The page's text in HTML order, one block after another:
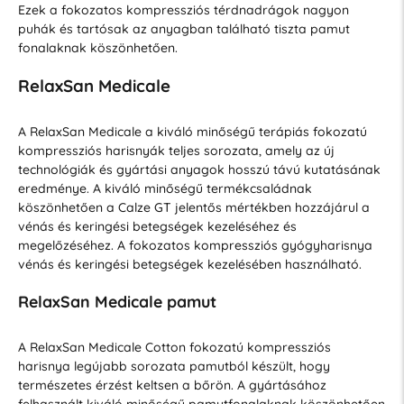
Ezek a fokozatos kompressziós térdnadrágok nagyon
puhák és tartósak az anyagban található tiszta pamut
fonalaknak köszönhetően.
RelaxSan Medicale
A RelaxSan Medicale a kiváló minőségű terápiás fokozatú
kompressziós harisnyák teljes sorozata, amely az új
technológiák és gyártási anyagok hosszú távú kutatásának
eredménye. A kiváló minőségű termékcsaládnak
köszönhetően a Calze GT jelentős mértékben hozzájárul a
vénás és keringési betegségek kezeléséhez és
megelőzéséhez. A fokozatos kompressziós gyógyharisnya
vénás és keringési betegségek kezelésében használható.
RelaxSan Medicale pamut
A RelaxSan Medicale Cotton fokozatú kompressziós
harisnya legújabb sorozata pamutból készült, hogy
természetes érzést keltsen a bőrön. A gyártásához